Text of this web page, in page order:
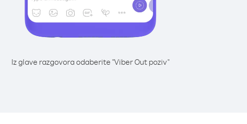
Iz glave razgovora odaberite "Viber Out poziv"